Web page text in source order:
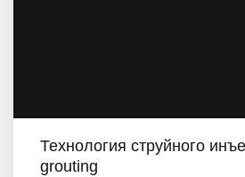
Технология струйного
grouting